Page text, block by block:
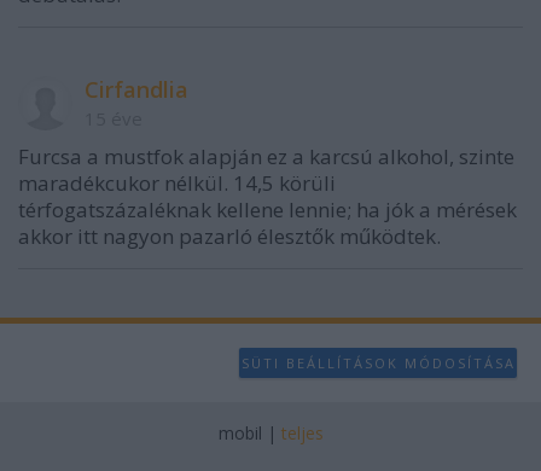
Cirfandlia
Furcsa a mustfok alapján ez a karcsú alkohol, szinte
maradékcukor nélkül. 14,5 körüli
térfogatszázaléknak kellene lennie; ha jók a mérések
akkor itt nagyon pazarló élesztők működtek.
SÜTI BEÁLLÍTÁSOK MÓDOSÍTÁSA
mobil | teljes